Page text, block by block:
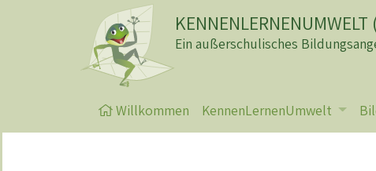
KENNENLERNENUMWELT
Ein außerschulisches
Willkommen KennenLernenUmwelt